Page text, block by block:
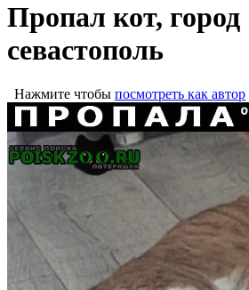
Пропал кот, город
севастополь
Нажмите чтобы посмотреть как автор